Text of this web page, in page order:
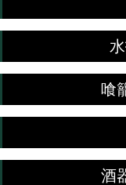
喰
酒